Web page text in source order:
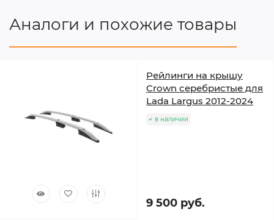
Аналоги и похожие товары
Рейлинги на крышу
Crown серебристые для
Lada Largus 2012-2024
в наличии
9 500 руб.